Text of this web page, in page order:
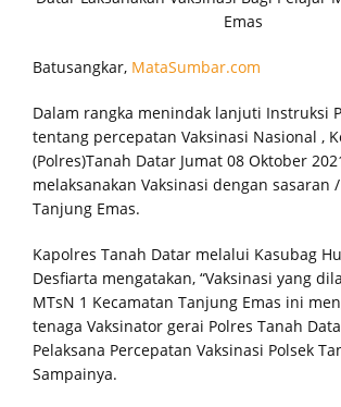
Tekan Tawuran dan Narkoba, PEKAT IB
Kunjungi Sekolah, Kadisdikbud Mentawai
Tuapejat Untuk Terus Berinovasi dan
Bupati Rinto Lepas Dua Pelajar Pasukan
Tingkat Provinsi Sumbar
Perkuat Kelembagaan, Bawaslu Mentawai
Dengan Pemkab, Ini Harapan Bupati
Pemuda Katolik Komcab Mentawai Resmi
Batusangkar, MataSumbar.com
Dalam rangka menindak lanjuti Instruksi
tentang percepatan Vaksinasi Nasional ,
(Polres)Tanah Datar Jumat 08 Oktober
melaksanakan Vaksinasi dengan sasaran
Tanjung Emas.
Kapolres Tanah Datar melalui Kasubag
Desfiarta mengatakan, “Vaksinasi yang
MTsN 1 Kecamatan Tanjung Emas ini
tenaga Vaksinator gerai Polres Tanah
Pelaksana Percepatan Vaksinasi Polsek
Sampainya.